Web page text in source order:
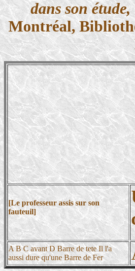
dans son étude,
Montréal,
[Le professeur assis sur son
fauteuil]
A B C avant D Barre de tete Il l'a
aussi dure qu'une Barre de Fer